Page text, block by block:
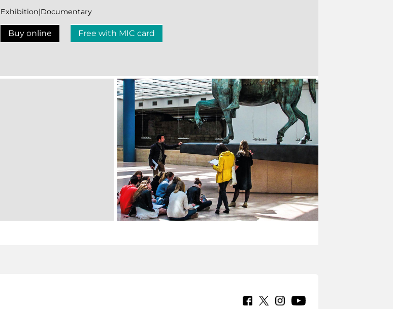
Exhibition|Documentary
Buy online Free with MIC card